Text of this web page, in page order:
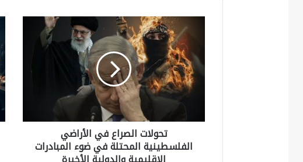
تحولات الصراع في الأراضي
الفلسطينية المحتلة في ضوء المبادرات
م
ب